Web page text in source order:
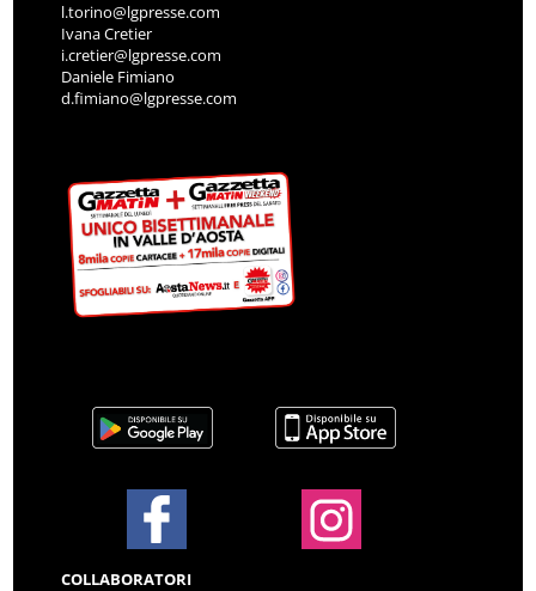
l.torino@lgpresse.com
Ivana Cretier
i.cretier@lgpresse.com
Daniele Fimiano
d.fimiano@lgpresse.com
COLLABORATORI